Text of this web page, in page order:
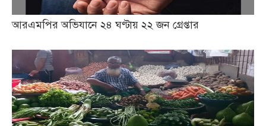
আরএমপির অভিযানে ২৪ ঘণ্টায় ২২ জন গ্রেপ্তার